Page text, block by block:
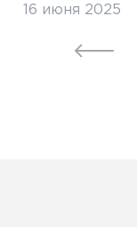
16 июня 2025